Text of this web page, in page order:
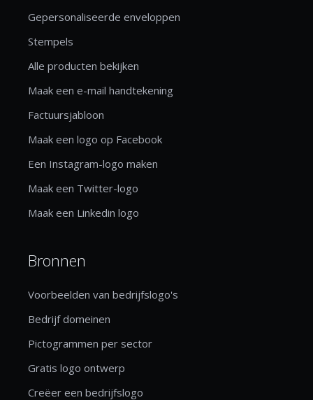
Gepersonaliseerde enveloppen
Stempels
Alle producten bekijken
Maak een e-mail handtekening
Factuursjabloon
Maak een logo op Facebook
Een Instagram-logo maken
Maak een Twitter-logo
Maak een Linkedin logo
Bronnen
Voorbeelden van bedrijfslogo's
Bedrijf domeinen
Pictogrammen per sector
Gratis logo ontwerp
Creëer een bedrijfslogo